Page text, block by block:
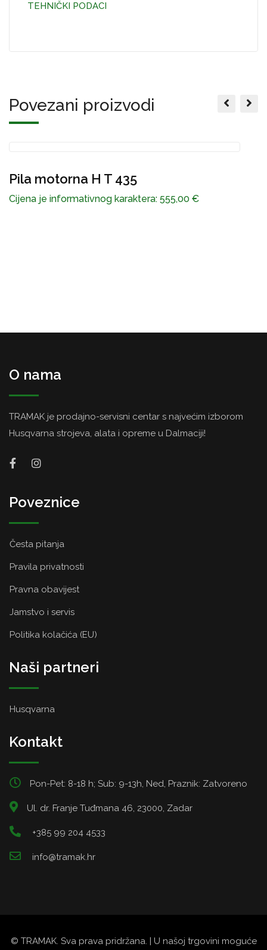
TEHNIČKI PODACI
Povezani proizvodi
Pila motorna H T 435
Cijena je informativnog karaktera: 555,00 €
O nama
TRAMAK je prodajno-servisni centar s najvećim izborom
Husqvarna strojeva, alata i opreme u Dalmaciji!
Poveznice
Česta pitanja
Pravila privatnosti
Pravna obavijest
Jamstvo i servis
Politika kolačića (EU)
Naši partneri
Husqvarna
Kontakt
Pon-Pet: 8-18 h; Sub: 9-13h, Ned, Praznik: Zatvoreno
Ul. dr. Franje Tuđmana 46, 23000, Zadar
+385 99 204 4533
info@tramak.hr
© TRAMAK. Sva prava pridržana. | U našoj trgovini moguće